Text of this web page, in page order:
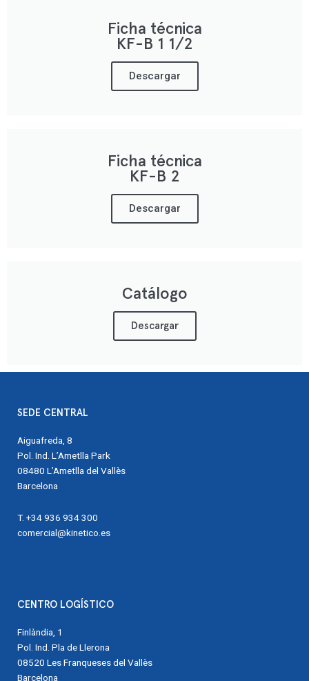
Ficha técnica
KF-B 1 1/2
Descargar
Ficha técnica
KF-B 2
Descargar
Catálogo
Descargar
SEDE CENTRAL
Aiguafreda, 8
Pol. Ind. L’Ametlla Park
08480 L’Ametlla del Vallès
Barcelona
T. +34 936 934 300
comercial@kinetico.es
CENTRO LOGÍSTICO
Finlàndia, 1
Pol. Ind. Pla de Llerona
08520 Les Franqueses del Vallès
Barcelona